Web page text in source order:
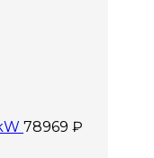
78969 ₽